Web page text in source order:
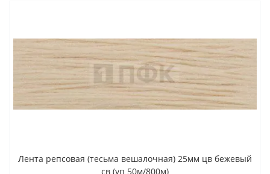
Лента репсовая (тесьма вешалочная) 25мм цв бежевый
св (уп 50м/800м)